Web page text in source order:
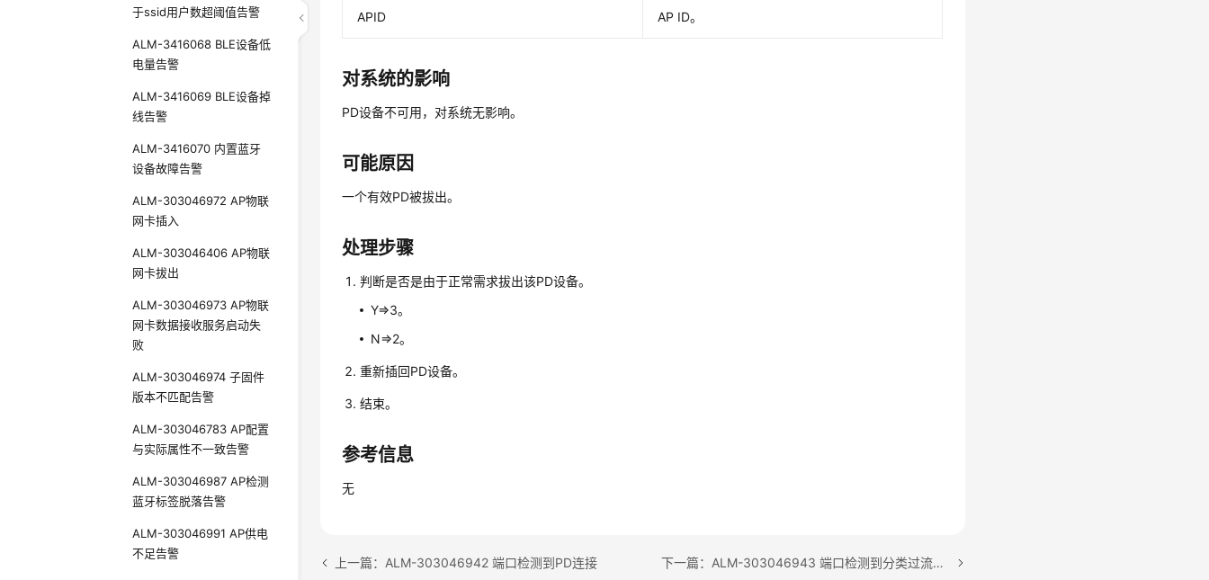
于ssid用户数超阈值告警
ALM-3416068 BLE设备低
电量告警
ALM-3416069 BLE设备掉
线告警
ALM-3416070 内置蓝牙
设备故障告警
ALM-303046972 AP物联
网卡插入
ALM-303046406 AP物联
网卡拔出
ALM-303046973 AP物联
网卡数据接收服务启动失
败
ALM-303046974 子固件
版本不匹配告警
ALM-303046783 AP配置
与实际属性不一致告警
ALM-303046987 AP检测
蓝牙标签脱落告警
ALM-303046991 AP供电
不足告警
APID AP ID。
对系统的影响
PD设备不可用，对系统无影响。
可能原因
一个有效PD被拔出。
处理步骤
判断是否是由于正常需求拔出该PD设备。
Y=>3。
N=>2。
重新插回PD设备。
结束。
参考信息
无
上一篇：ALM-303046942 端口检测到PD连接 下一篇：ALM-303046943 端口检测到分类过流PD告警